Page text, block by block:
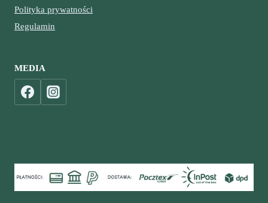
Polityka prywatności
Regulamin
MEDIA